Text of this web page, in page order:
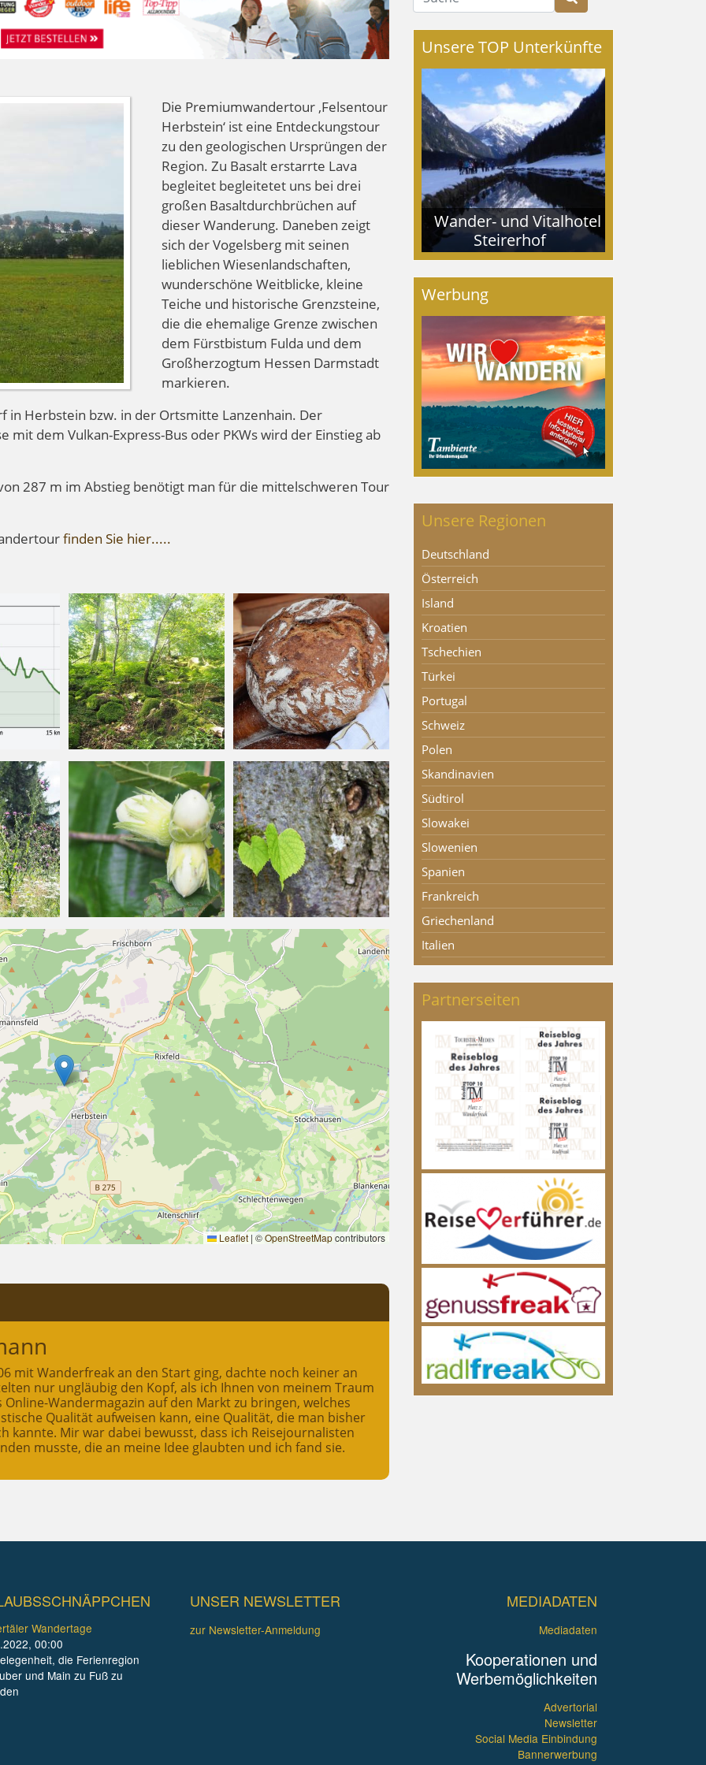
Die Premiumwandertour ‚Felsentour
Herbstein‘ ist eine Entdeckungstour
zu den geologischen Ursprüngen der
Region. Zu Basalt erstarrte Lava
begleitet begleitetet uns bei drei
großen Basaltdurchbrüchen auf
dieser Wanderung. Daneben zeigt
sich der Vogelsberg mit seinen
lieblichen Wiesenlandschaften,
wunderschöne Weitblicke, kleine
Teiche und historische Grenzsteine,
die die ehemalige Grenze zwischen
dem Fürstbistum Fulda und dem
Großherzogtum Hessen Darmstadt
markieren.
in Herbstein bzw. in der Ortsmitte Lanzenhain. Der
mit dem Vulkan-Express-Bus oder PKWs wird der Einstieg ab
287 m im Abstieg benötigt man für die mittelschweren Tour
finden Sie hier.....
Leaflet | ©OpenStreetMapcontributors
mit Wanderfreak an den Start ging, dachte noch keiner an
nur ungläubig den Kopf, als ich Ihnen von meinem Traum
Wandermagazin auf den Markt zu bringen, welches
Qualität aufweisen kann, eine Qualität, die man bisher
kannte. Mir war dabei bewusst, dass ich Reisejournalisten
musste, die an meine Idee glaubten und ich fand sie.
Unsere TOP Unterkünfte
Wander- und Vitalhotel
Steirerhof
Werbung
Unsere Regionen
Deutschland
Österreich
Island
Kroatien
Tschechien
Türkei
Portugal
Schweiz
Polen
Skandinavien
Südtirol
Slowakei
Slowenien
Spanien
Frankreich
Griechenland
Italien
Partnerseiten
Wandertage
00:00
die Ferienregion
und Main zu Fuß zu
UNSER NEWSLETTER
zur Newsletter-Anmeldung
MEDIADATEN
Mediadaten
Kooperationen und
Werbemöglichkeiten
Advertorial
Newsletter
Social Media Einbindung
Bannerwerbung